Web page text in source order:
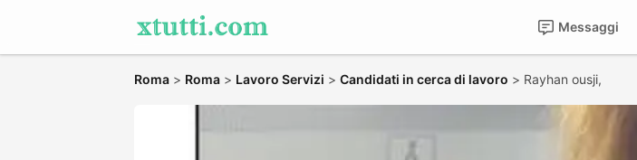
Messaggi
Roma > Roma > Lavoro Servizi > Candidati in cerca di lavoro > Rayhan ousji,